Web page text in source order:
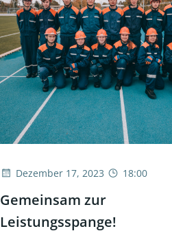
Dezember 17, 2023 18:00
Gemeinsam zur
Leistungsspange!